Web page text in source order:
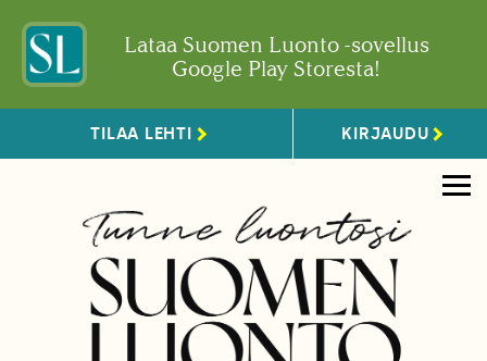
Lataa Suomen Luonto -sovellus
Google Play Storesta!
TILAA LEHTI KIRJAUDU